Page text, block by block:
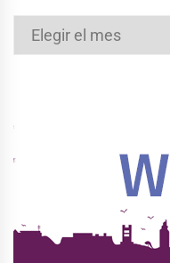
Archivos